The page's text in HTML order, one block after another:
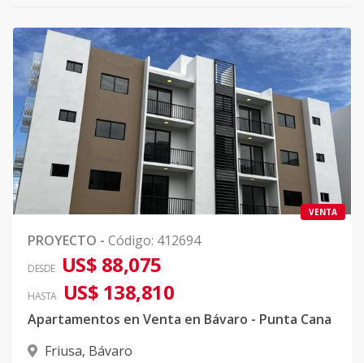
VENTA
PROYECTO - Código: 412694
DESDE US$ 88,075
HASTA US$ 138,810
Apartamentos en Venta en Bávaro - Punta Cana
Friusa, Bávaro